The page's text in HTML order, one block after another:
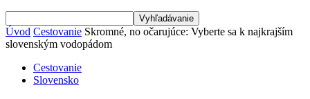
Úvod Cestovanie Skromné, no očarujúce: Vyberte sa k najkrajším
slovenským vodopádom
Cestovanie
Slovensko